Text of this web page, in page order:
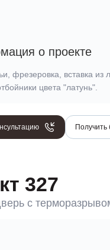
о проекте
фрезеровка, вставка из
цвета "латунь".
Получить
327
c